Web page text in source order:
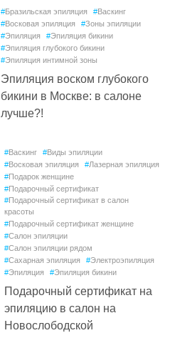
#Бразильская эпиляция #Васкинг
#Восковая эпиляция #Зоны эпиляции
#Эпиляция #Эпиляция бикини
#Эпиляция глубокого бикини
#Эпиляция интимной зоны
Эпиляция воском глубокого
бикини в Москве: в салоне
лучше?!
#Васкинг #Виды эпиляции
#Восковая эпиляция #Лазерная эпиляция
#Подарок женщине
#Подарочный сертификат
#Подарочный сертификат в салон
красоты
#Подарочный сертификат женщине
#Салон эпиляции
#Салон эпиляции рядом
#Сахарная эпиляция #Электроэпиляция
#Эпиляция #Эпиляция бикини
Подарочный сертификат на
эпиляцию в салон на
Новослободской